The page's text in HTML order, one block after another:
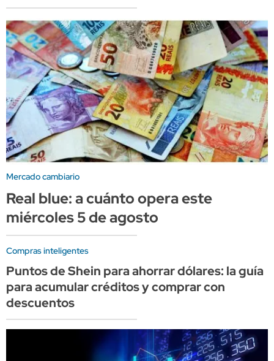
Mercado cambiario
Real blue: a cuánto opera este
miércoles 5 de agosto
Compras inteligentes
Puntos de Shein para ahorrar dólares: la guía
para acumular créditos y comprar con
descuentos